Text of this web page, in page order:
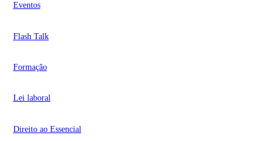
Eventos
Flash Talk
Formação
Lei laboral
Direito ao Essencial